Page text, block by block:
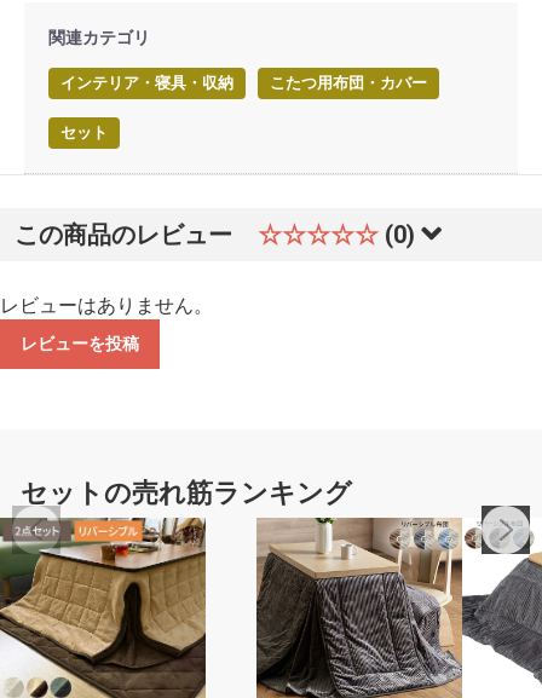
関連カテゴリ
インテリア・寝具・収納 こたつ用布団・カバー
セット
この商品のレビュー ☆☆☆☆☆ (0)
レビューはありません。
レビューを投稿
セットの売れ筋ランキング